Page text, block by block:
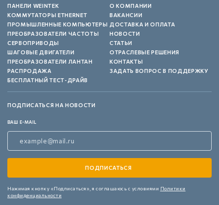
ПАНЕЛИ WEINTEK
КОММУТАТОРЫ ETHERNET
ПРОМЫШЛЕННЫЕ КОМПЬЮТЕРЫ
ПРЕОБРАЗОВАТЕЛИ ЧАСТОТЫ
СЕРВОПРИВОДЫ
ШАГОВЫЕ ДВИГАТЕЛИ
ПРЕОБРАЗОВАТЕЛИ ЛАНТАН
РАСПРОДАЖА
БЕСПЛАТНЫЙ ТЕСТ-ДРАЙВ
О КОМПАНИИ
ВАКАНСИИ
ДОСТАВКА И ОПЛАТА
НОВОСТИ
СТАТЬИ
ОТРАСЛЕВЫЕ РЕШЕНИЯ
КОНТАКТЫ
ЗАДАТЬ ВОПРОС В ПОДДЕРЖКУ
ПОДПИСАТЬСЯ НА НОВОСТИ
ВАШ E-MAIL
Нажимая кнопку «Подписаться», я соглашаюсь с условиями Политики
конфиденциальности